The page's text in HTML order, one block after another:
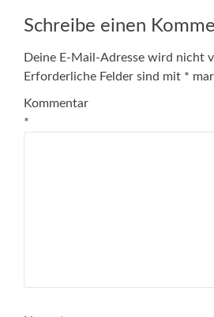
Schreibe einen
Deine E-Mail-Adresse wird nicht
Erforderliche Felder sind mit *
Kommentar
*